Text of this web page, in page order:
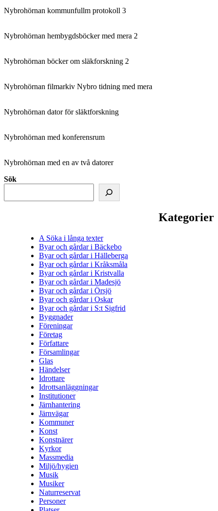
Nybrohörnan kommunfullm protokoll 3
Nybrohörnan hembygdsböcker med mera 2
Nybrohörnan böcker om släkforskning 2
Nybrohörnan filmarkiv Nybro tidning med mera
Nybrohörnan dator för släktforskning
Nybrohörnan med konferensrum
Nybrohörnan med en av två datorer
Sök
Kategorier
A Söka i långa texter
Byar och gårdar i Bäckebo
Byar och gårdar i Hälleberga
Byar och gårdar i Kråksmåla
Byar och gårdar i Kristvalla
Byar och gårdar i Madesjö
Byar och gårdar i Örsjö
Byar och gårdar i Oskar
Byar och gårdar i S:t Sigfrid
Byggnader
Föreningar
Företag
Författare
Församlingar
Glas
Händelser
Idrottare
Idrottsanläggningar
Institutioner
Järnhantering
Järnvägar
Kommuner
Konst
Konstnärer
Kyrkor
Massmedia
Miljö/hygien
Musik
Musiker
Naturreservat
Personer